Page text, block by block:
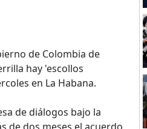
de Colombia de
hay 'escollos
en La Habana.
de diálogos bajo la